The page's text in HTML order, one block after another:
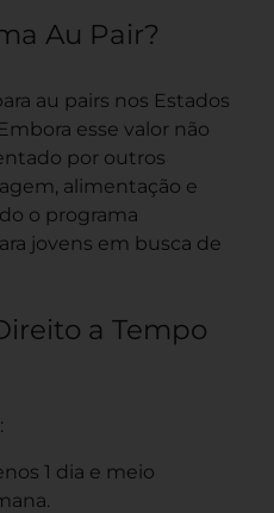
Au Pair?
au pairs nos Estados
esse valor não
por outros
alimentação e
o programa
jovens em busca de
a Tempo
1 dia e meio